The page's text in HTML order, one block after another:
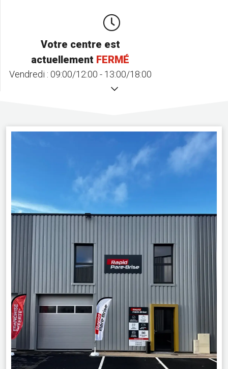
Votre centre est
actuellement FERMÉ
Vendredi : 09:00/12:00 - 13:00/18:00